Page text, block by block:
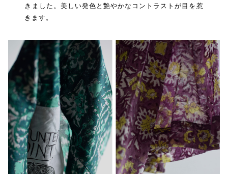
きました。美しい発色と艶やかなコントラストが目を惹
きます。